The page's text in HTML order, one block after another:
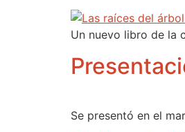
Un nuevo libro de la
Se presentó en el